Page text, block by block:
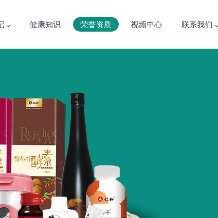
健康知识 荣誉资质 视频中心 联系我们